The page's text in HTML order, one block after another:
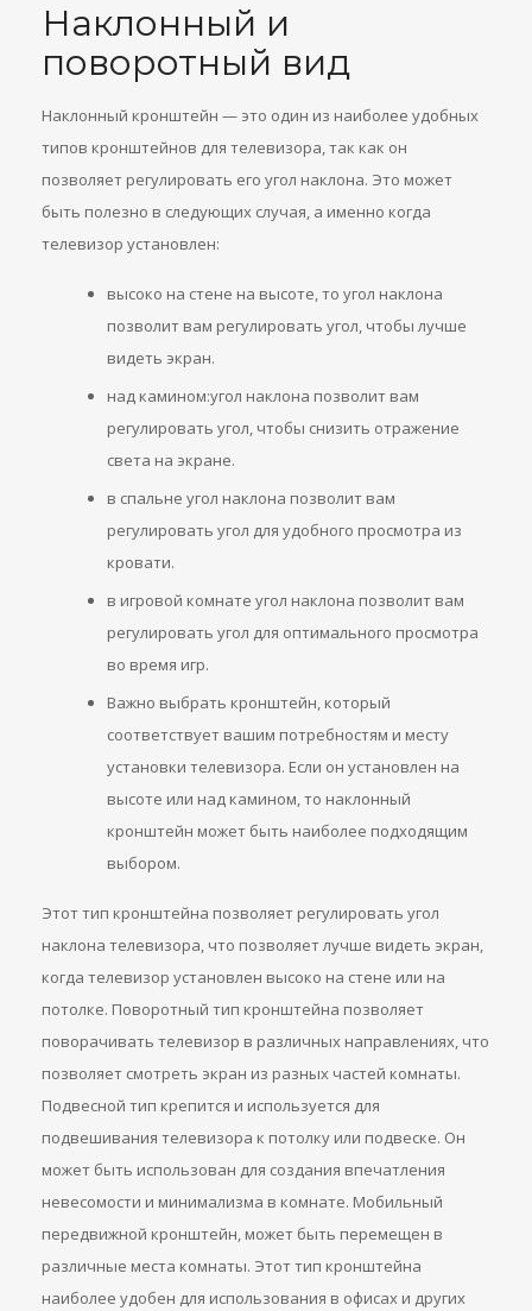
Наклонный и
поворотный вид
Наклонный кронштейн — это один из наиболее удобных
типов кронштейнов для телевизора, так как он
позволяет регулировать его угол наклона. Это может
быть полезно в следующих случая, а именно когда
телевизор установлен:
высоко на стене на высоте, то угол наклона
позволит вам регулировать угол, чтобы лучше
видеть экран.
над камином:угол наклона позволит вам
регулировать угол, чтобы снизить отражение
света на экране.
в спальне угол наклона позволит вам
регулировать угол для удобного просмотра из
кровати.
в игровой комнате угол наклона позволит вам
регулировать угол для оптимального просмотра
во время игр.
Важно выбрать кронштейн, который
соответствует вашим потребностям и месту
установки телевизора. Если он установлен на
высоте или над камином, то наклонный
кронштейн может быть наиболее подходящим
выбором.
Этот тип кронштейна позволяет регулировать угол
наклона телевизора, что позволяет лучше видеть экран,
когда телевизор установлен высоко на стене или на
потолке. Поворотный тип кронштейна позволяет
поворачивать телевизор в различных направлениях, что
позволяет смотреть экран из разных частей комнаты.
Подвесной тип крепится и используется для
подвешивания телевизора к потолку или подвеске. Он
может быть использован для создания впечатления
невесомости и минимализма в комнате. Мобильный
передвижной кронштейн, может быть перемещен в
различные места комнаты. Этот тип кронштейна
наиболее удобен для использования в офисах и других